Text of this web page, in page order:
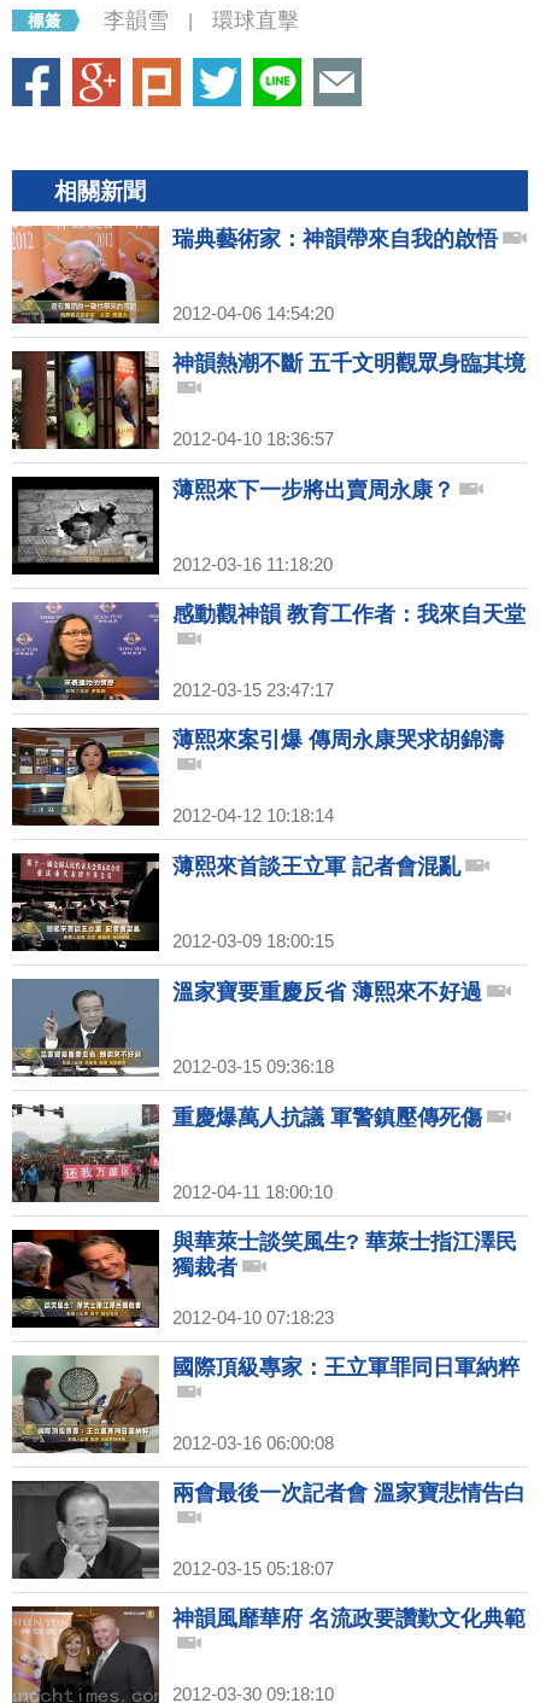
李韻雪 環球直擊
相關新聞
瑞典藝術家：神韻帶來自我的啟悟
2012-04-06 14:54:20
神韻熱潮不斷 五千文明觀眾身臨其境
2012-04-10 18:36:57
薄熙來下一步將出賣周永康？
2012-03-16 11:18:20
感動觀神韻 教育工作者：我來自天堂
2012-03-15 23:47:17
薄熙來案引爆 傳周永康哭求胡錦濤
2012-04-12 10:18:14
薄熙來首談王立軍 記者會混亂
2012-03-09 18:00:15
溫家寶要重慶反省 薄熙來不好過
2012-03-15 09:36:18
重慶爆萬人抗議 軍警鎮壓傳死傷
2012-04-11 18:00:10
與華萊士談笑風生? 華萊士指江澤民
獨裁者
2012-04-10 07:18:23
國際頂級專家：王立軍罪同日軍納粹
2012-03-16 06:00:08
兩會最後一次記者會 溫家寶悲情告白
2012-03-15 05:18:07
神韻風靡華府 名流政要讚歎文化典範
2012-03-30 09:18:10